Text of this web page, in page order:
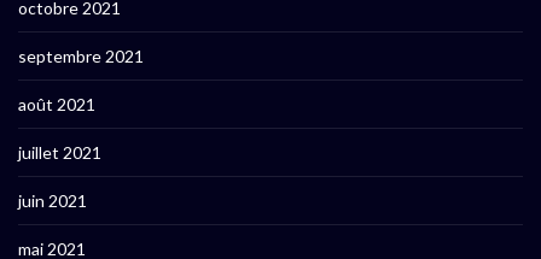
octobre 2021
septembre 2021
août 2021
juillet 2021
juin 2021
mai 2021